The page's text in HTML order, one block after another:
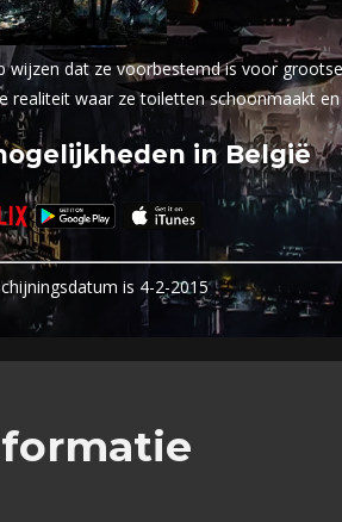
dat ze voorbestemd is voor
realiteit waar ze toiletten schoonmaakt
in België
is 4-2-2015